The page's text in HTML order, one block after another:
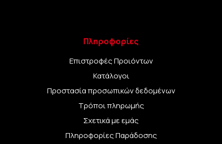
Πληροφορίες
Επιστροφές Προιόντων
Κατάλογοι
Προστασία προσωπικών δεδομένων
Τρόποι πληρωμής
Σχετικά με εμάς
Πληροφορίες Παράδοσης